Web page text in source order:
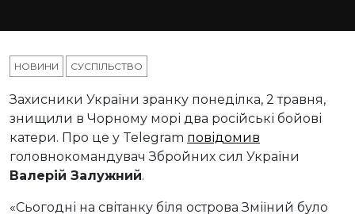
НОВИНИ СУСПІЛЬСТВО
Захисники України зранку понеділка, 2 травня,
знищили в Чорному морі два російські бойові
катери. Про це у Telegram повідомив
головнокомандувач Збройних сил України
Валерій Залужний.
«Сьогодні на світанку біля острова Зміїний було